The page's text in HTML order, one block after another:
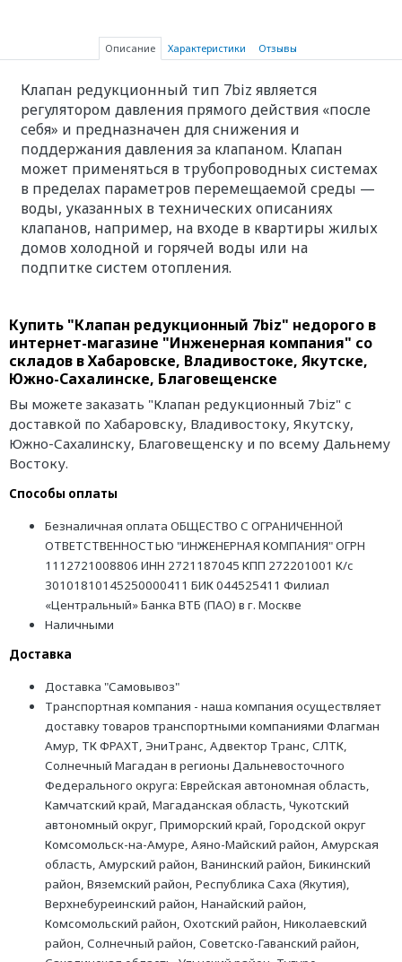
Описание Характеристики Отзывы
Клапан редукционный тип 7biz является
регулятором давления прямого действия «после
себя» и предназначен для снижения и
поддержания давления за клапаном. Клапан
может применяться в трубопроводных системах
в пределах параметров перемещаемой среды —
воды, указанных в технических описаниях
клапанов, например, на входе в квартиры жилых
домов холодной и горячей воды или на
подпитке систем отопления.
Купить "Клапан редукционный 7biz" недорого в
интернет-магазине "Инженерная компания" со
складов в Хабаровске, Владивостоке, Якутске,
Южно-Сахалинске, Благовещенске
Вы можете заказать "Клапан редукционный 7biz" с
доставкой по Хабаровску, Владивостоку, Якутску,
Южно-Сахалинску, Благовещенску и по всему Дальнему
Востоку.
Способы оплаты
Безналичная оплата ОБЩЕСТВО С ОГРАНИЧЕННОЙ
ОТВЕТСТВЕННОСТЬЮ "ИНЖЕНЕРНАЯ КОМПАНИЯ" ОГРН
1112721008806 ИНН 2721187045 КПП 272201001 К/с
30101810145250000411 БИК 044525411 Филиал
«Центральный» Банка ВТБ (ПАО) в г. Москве
Наличными
Доставка
Доставка "Самовывоз"
Транспортная компания - наша компания осуществляет
доставку товаров транспортными компаниями Флагман
Амур, ТК ФРАХТ, ЭниТранс, Адвектор Транс, СЛТК,
Солнечный Магадан в регионы Дальневосточного
Федерального округа: Еврейская автономная область,
Камчатский край, Магаданская область, Чукотский
автономный округ, Приморский край, Городской округ
Комсомольск-на-Амуре, Аяно-Майский район, Амурская
область, Амурский район, Ванинский район, Бикинский
район, Вяземский район, Республика Саха (Якутия),
Верхнебуреинский район, Нанайский район,
Комсомольский район, Охотский район, Николаевский
район, Солнечный район, Советско-Гаванский район,